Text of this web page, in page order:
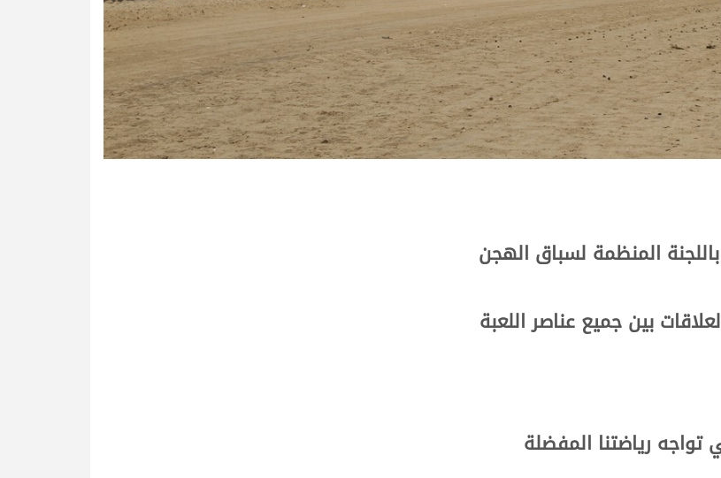
المنظمة لسباق الهجن
بين جميع عناصر اللعبة
رياضتنا المفضلة